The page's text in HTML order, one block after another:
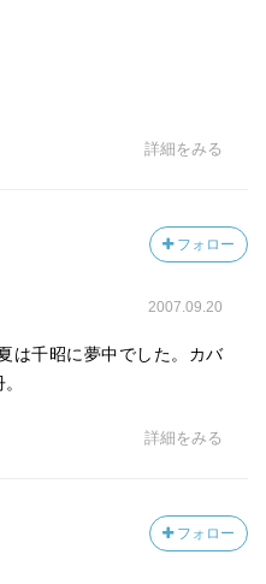
詳細をみる
フォロー
2007.09.20
千昭に夢中でした。カバ
詳細をみる
フォロー